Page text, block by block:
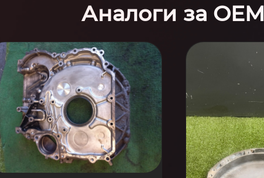
Аналоги за OEM